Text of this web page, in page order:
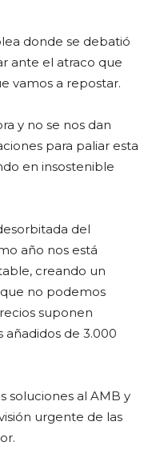
donde se debatió
ante el atraco que
vamos a repostar.
y no se nos dan
para paliar esta
en insostenible
del
año nos está
creando un
no podemos
suponen
de 3.000
soluciones al AMB y
urgente de las